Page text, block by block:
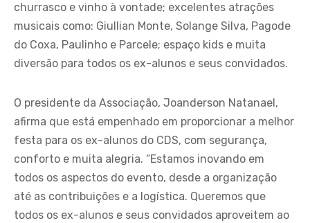
churrasco e vinho à vontade; excelentes atrações
musicais como: Giullian Monte, Solange Silva, Pagode
do Coxa, Paulinho e Parcele; espaço kids e muita
diversão para todos os ex-alunos e seus convidados.
O presidente da Associação, Joanderson Natanael,
afirma que está empenhado em proporcionar a melhor
festa para os ex-alunos do CDS, com segurança,
conforto e muita alegria. “Estamos inovando em
todos os aspectos do evento, desde a organização
até as contribuições e a logística. Queremos que
todos os ex-alunos e seus convidados aproveitem ao